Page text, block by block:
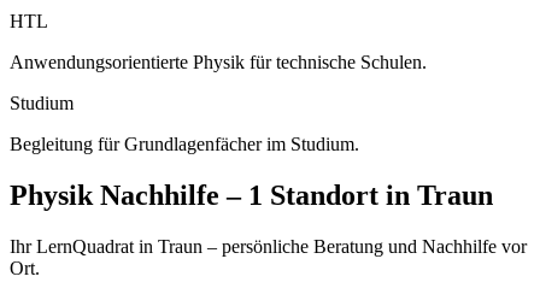
HTL
Anwendungsorientierte Physik für technische Schulen.
Studium
Begleitung für Grundlagenfächer im Studium.
PhysikNachhilfe – 1 Standort in Traun
Ihr LernQuadrat in Traun – persönliche Beratung und Nachhilfe vor
Ort.